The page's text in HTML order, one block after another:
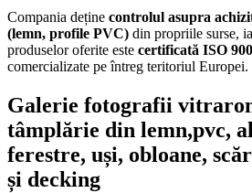
Compania deține controlul asupra
(lemn, profile PVC) din propriile surse,
produselor oferite este certificată ISO
comercializate pe întreg teritoriul Europei.
Galerie fotografii
tâmplărie din lemn,pvc,
ferestre, uși, obloane,
și decking